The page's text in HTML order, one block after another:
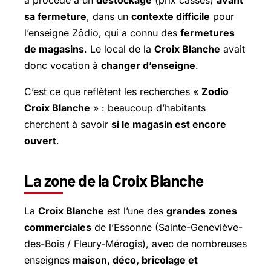
sa fermeture, dans un contexte difficile pour
l’enseigne Zôdio, qui a connu des fermetures
de magasins. Le local de la Croix Blanche avait
donc vocation à changer d’enseigne.
C’est ce que reflètent les recherches « Zodio
Croix Blanche » : beaucoup d’habitants
cherchent à savoir si le magasin est encore
ouvert.
La zone de la Croix Blanche
La Croix Blanche est l’une des grandes zones
commerciales de l’Essonne (Sainte-Geneviève-
des-Bois / Fleury-Mérogis), avec de nombreuses
enseignes maison, déco, bricolage et